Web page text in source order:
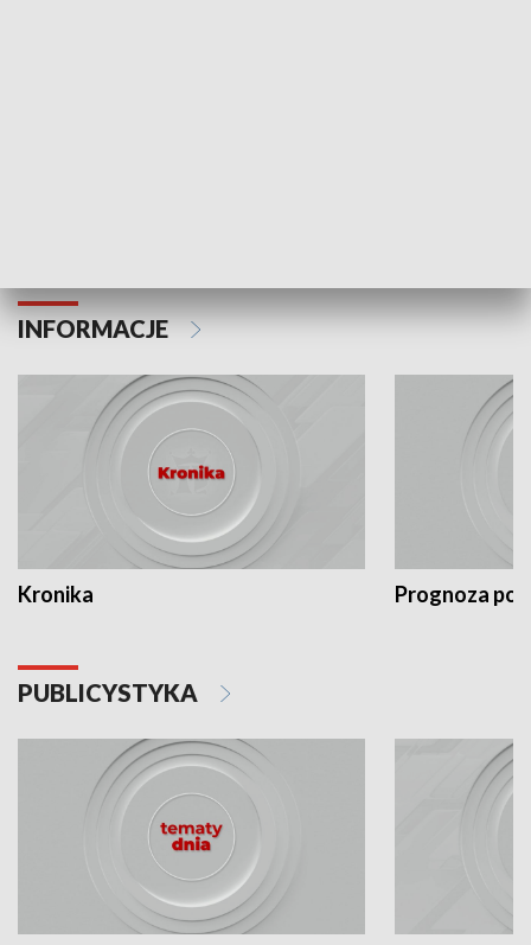
INFORMACJE
Kronika Prognoza
PUBLICYSTYKA